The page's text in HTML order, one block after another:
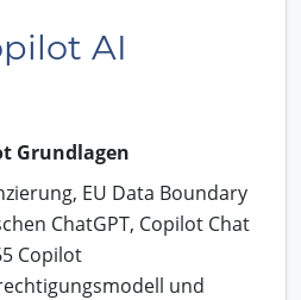
AI
Grundlagen
EU Data Boundary
ChatGPT, Copilot Chat
Copilot
und